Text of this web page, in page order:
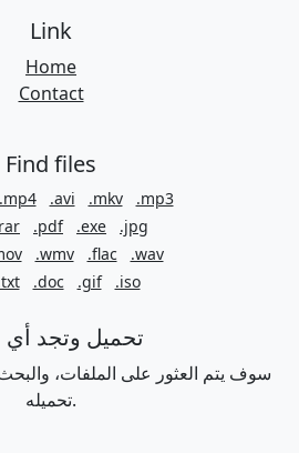
Link
Home
Contact
Find files
.mp4 .avi .mkv
.mp3
.pdf .exe
.jpg
.wmv .flac
.wav
.doc .gif .iso
تحميل وتجد
سوف يتم العثور على الملفات،
تحميله.